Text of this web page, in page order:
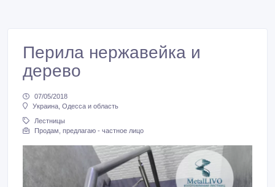
Перила нержавейка и
дерево
07/05/2018
Украина, Одесса и область
Лестницы
Продам, предлагаю - частное лицо